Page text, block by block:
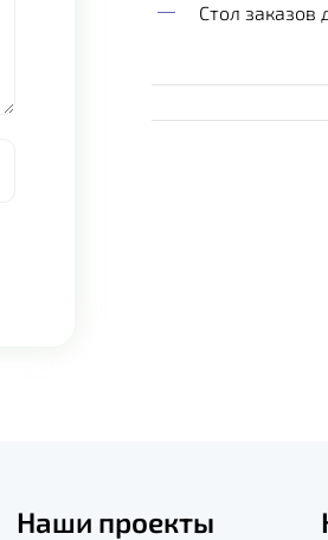
Стол заказов
Наши проекты